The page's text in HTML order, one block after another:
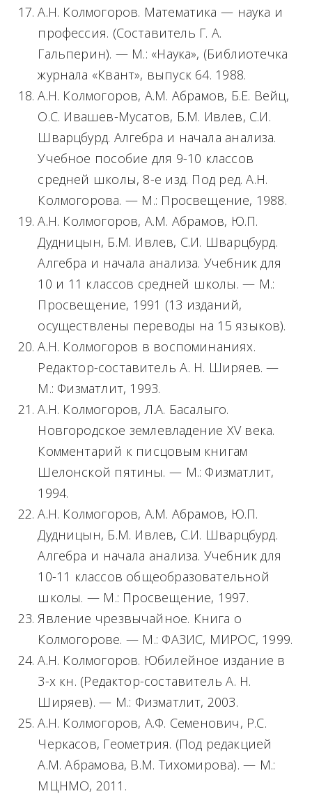
А.Н. Колмогоров. Математика — наука и
профессия. (Составитель Г. А.
Гальперин). — М.: «Наука», (Библиотечка
журнала «Квант», выпуск 64. 1988.
А.Н. Колмогоров, А.М. Абрамов, Б.Е. Вейц,
О.С. Ивашев-Мусатов, Б.М. Ивлев, С.И.
Шварцбурд. Алгебра и начала анализа.
Учебное пособие для 9-10 классов
средней школы, 8-е изд. Под ред. А.Н.
Колмогорова. — М.: Просвещение, 1988.
А.Н. Колмогоров, А.М. Абрамов, Ю.П.
Дудницын, Б.М. Ивлев, С.И. Шварцбурд.
Алгебра и начала анализа. Учебник для
10 и 11 классов средней школы. — М.:
Просвещение, 1991 (13 изданий,
осуществлены переводы на 15 языков).
А.Н. Колмогоров в воспоминаниях.
Редактор-составитель А. Н. Ширяев. —
М.: Физматлит, 1993.
А.Н. Колмогоров, Л.А. Басалыго.
Новгородское землевладение XV века.
Комментарий к писцовым книгам
Шелонской пятины. — М.: Физматлит,
1994.
А.Н. Колмогоров, А.М. Абрамов, Ю.П.
Дудницын, Б.М. Ивлев, С.И. Шварцбурд.
Алгебра и начала анализа. Учебник для
10-11 классов общеобразовательной
школы. — М.: Просвещение, 1997.
Явление чрезвычайное. Книга о
Колмогорове. — М.: ФАЗИС, МИРОС, 1999.
А.Н. Колмогоров. Юбилейное издание в
3-х кн. (Редактор-составитель А. Н.
Ширяев). — М.: Физматлит, 2003.
А.Н. Колмогоров, А.Ф. Семенович, Р.С.
Черкасов, Геометрия. (Под редакцией
А.М. Абрамова, В.М. Тихомирова). — М.:
МЦНМО, 2011.